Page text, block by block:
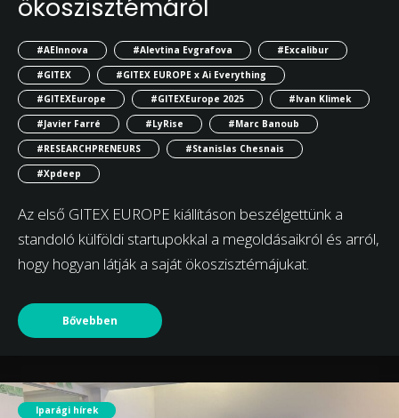
ökoszisztémáról
#AEInnova #Alevtina Evgrafova
#Excalibur
#GITEX
#GITEX EUROPE x Ai Everything
#GITEXEurope
#GITEXEurope 2025
#Ivan Klimek
#Javier Farré
#LyRise
#Marc Banoub
#RESEARCHPRENEURS
#Stanislas Chesnais
#Xpdeep
Az első GITEX EUROPE kiállításon beszélgettünk a
standoló külföldi startupokkal a megoldásaikról és arról,
hogy hogyan látják a saját ökoszisztémájukat.
Bővebben
Iparági hírek